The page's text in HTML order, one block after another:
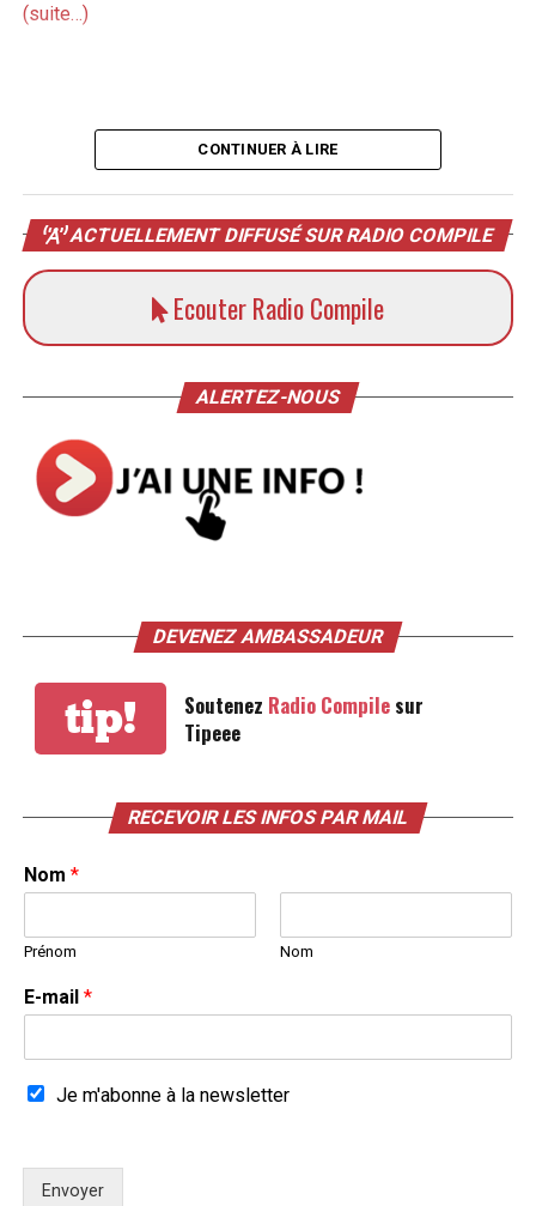
(suite…)
CONTINUER À LIRE
ACTUELLEMENT DIFFUSÉ SUR RADIO COMPILE
Ecouter Radio Compile
ALERTEZ-NOUS
DEVENEZ AMBASSADEUR
tip! Soutenez Radio Compilesur
Tipeee
RECEVOIR LES INFOS PAR MAIL
Nom *
Prénom Nom
E-mail *
Je m'abonne à la newsletter
Envoyer